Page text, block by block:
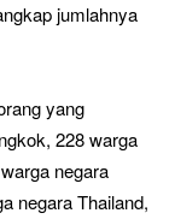
jumlahnya
yang
228 warga
negara
negara Thailand,